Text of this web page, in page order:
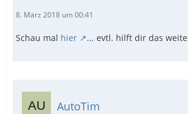
8. März 2018 um 00:41
Schau mal hier ... evtl. hilft dir das
AutoTim